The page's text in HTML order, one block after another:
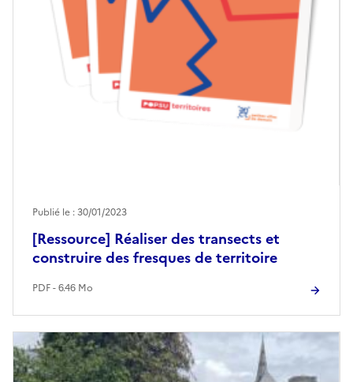
[Ressource] Réaliser des transects et
construire des fresques de territoire
Publié le : 30/01/2023
PDF - 6.46 Mo
Image